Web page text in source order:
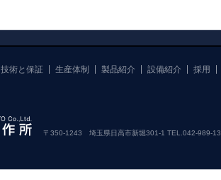
技術と保証 生産体制 製品紹介 設備紹介 採用
〒350-1243 埼玉県日高市新堀301-1 TEL.042-989-